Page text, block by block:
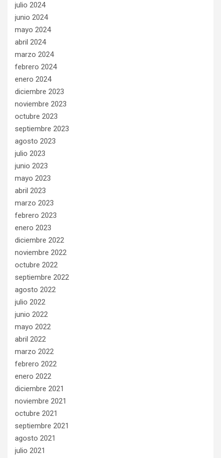
julio 2024
junio 2024
mayo 2024
abril 2024
marzo 2024
febrero 2024
enero 2024
diciembre 2023
noviembre 2023
octubre 2023
septiembre 2023
agosto 2023
julio 2023
junio 2023
mayo 2023
abril 2023
marzo 2023
febrero 2023
enero 2023
diciembre 2022
noviembre 2022
octubre 2022
septiembre 2022
agosto 2022
julio 2022
junio 2022
mayo 2022
abril 2022
marzo 2022
febrero 2022
enero 2022
diciembre 2021
noviembre 2021
octubre 2021
septiembre 2021
agosto 2021
julio 2021